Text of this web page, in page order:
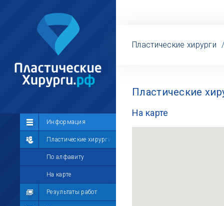
Информация
Пластические хирурги
По алфавиту
На карте
Результаты работ
Сообщество
Лента
Участники
Мой профиль
Мои сообщения
Пластические хирурги
Пластические
На карте